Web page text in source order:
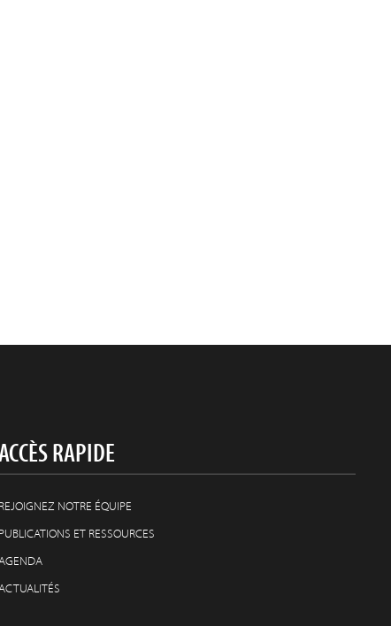
RAPIDE
REJOIGNEZ NOTRE ÉQUIPE
PUBLICATIONS ET RESSOURCES